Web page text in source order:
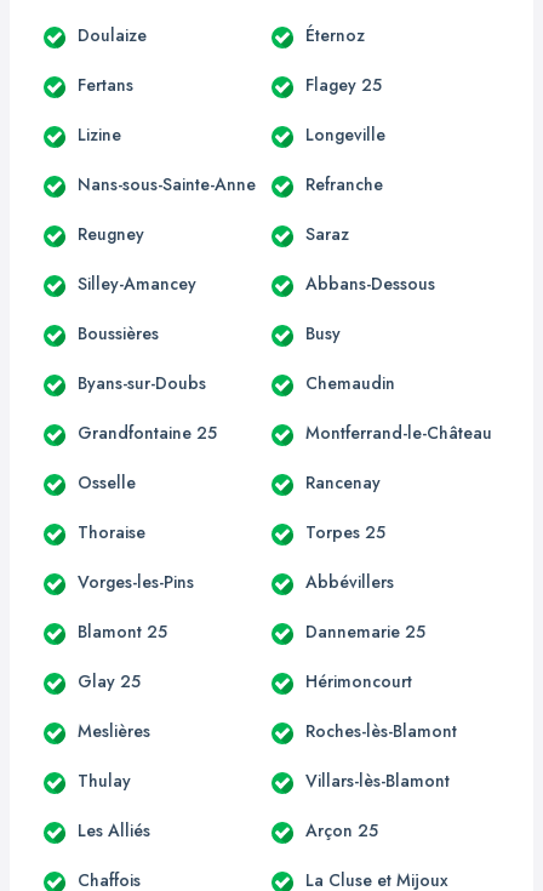
Doulaize Éternoz
Fertans Flagey 25
Lizine Longeville
Nans-sous-Sainte-Anne Refranche
Reugney Saraz
Silley-Amancey Abbans-Dessous
Boussières Busy
Byans-sur-Doubs Chemaudin
Grandfontaine 25 Montferrand-le-Château
Osselle Rancenay
Thoraise Torpes 25
Vorges-les-Pins Abbévillers
Blamont 25 Dannemarie 25
Glay 25 Hérimoncourt
Meslières Roches-lès-Blamont
Thulay Villars-lès-Blamont
Les Alliés Arçon 25
Chaffois La Cluse et Mijoux